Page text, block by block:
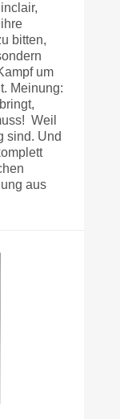
bitten,
um
Meinung:
Weil
sind. Und
aus